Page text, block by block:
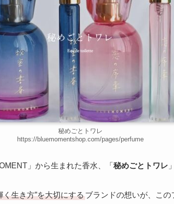
秘めごとトワレ
https://bluemomentshop.com/pages/perfume
」から生まれた香水、「 秘めごとトワレ
く生き方”を大切にするブランドの想いが、こ